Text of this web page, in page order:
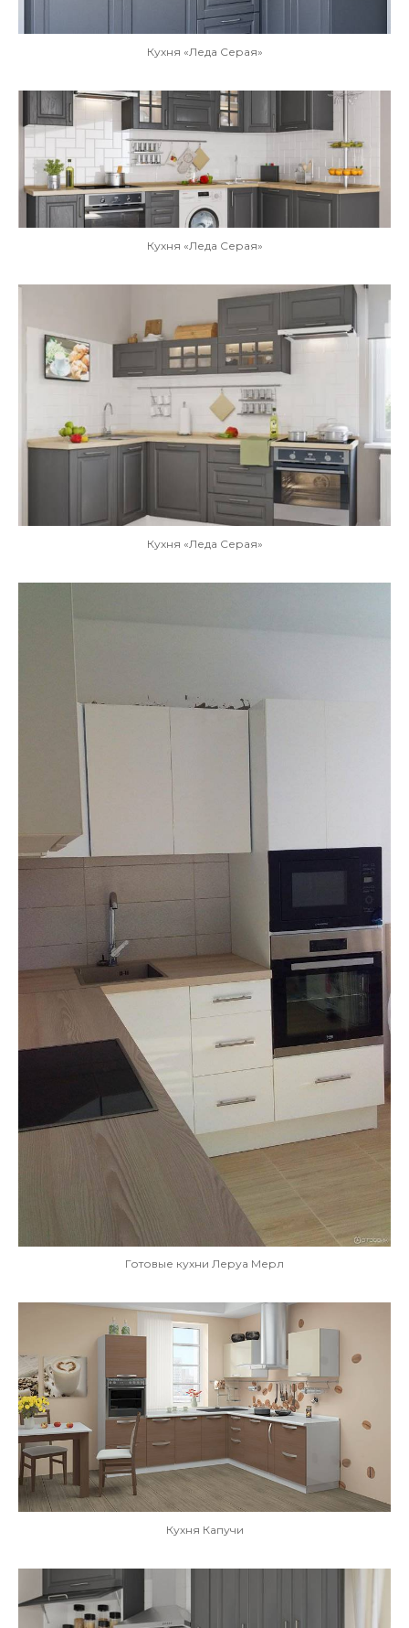
Кухня «Леда Серая»
Кухня «Леда Серая»
Кухня «Леда Серая»
Готовые кухни Леруа Мерл
Кухня Капучи